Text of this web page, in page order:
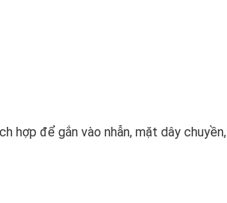
hợp để gắn vào nhẫn, mặt dây chuyền,